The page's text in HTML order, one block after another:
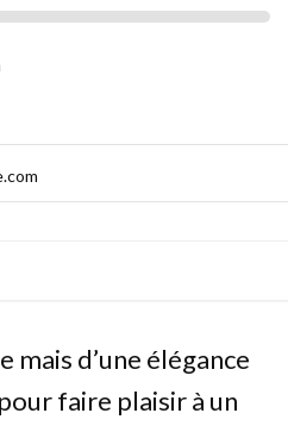
mais d’une élégance
faire plaisir à un